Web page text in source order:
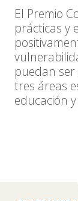
El Premio
prácticas y
puedan
tres áreas
educación